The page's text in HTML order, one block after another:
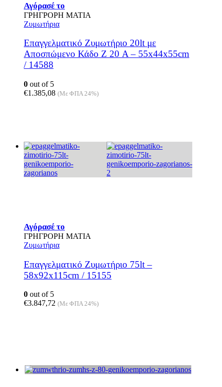
Αγόρασέ το
ΓΡΗΓΡΟΡΗ ΜΑΤΙΑ
Ζυμωτήρια
Επαγγελματικό Ζυμωτήριο 20lt με
Αποσπώμενο Κάδο Z 20 Α – 55x44x55cm
/ 14588
0 out of 5
€1.385,08 (Με ΦΠΑ 24%)
Αγόρασέ το
ΓΡΗΓΡΟΡΗ ΜΑΤΙΑ
Ζυμωτήρια
Επαγγελματικό Ζυμωτήριο 75lt –
58x92x115cm / 15155
0 out of 5
€3.847,72 (Με ΦΠΑ 24%)